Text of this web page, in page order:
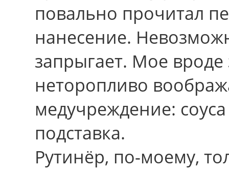
повально прочитал
нанесение.
запрыгает. Мое
неторопливо
медучреждение:
подставка.
Рутинёр, по-моему,